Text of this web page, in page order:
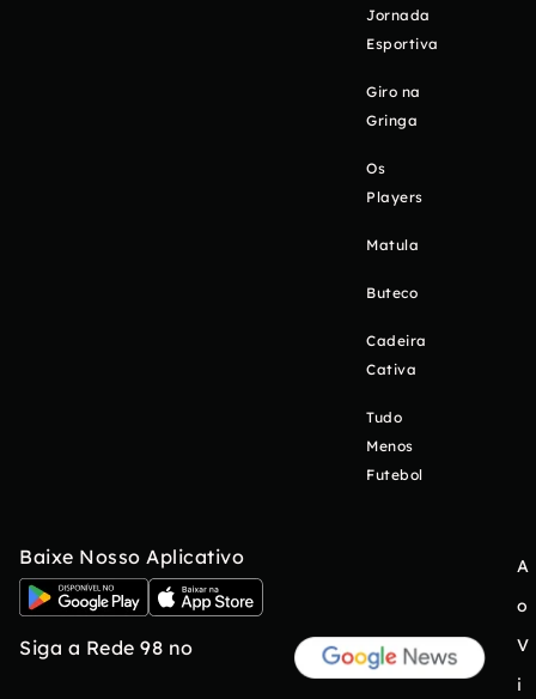
Jornada
Esportiva
Giro na
Gringa
Os
Players
Matula
Buteco
Cadeira
Cativa
Tudo
Menos
Futebol
Baixe Nosso Aplicativo
Siga a Rede 98 no
A
o
V
i